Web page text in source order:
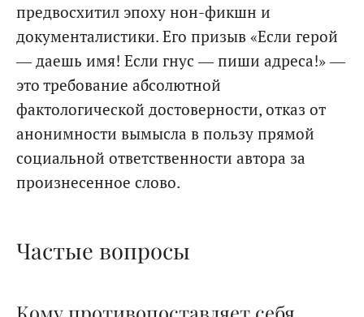
предвосхитил эпоху нон-фикшн и
документалистики. Его призыв «Если герой
— даешь имя! Если гнус — пиши адреса!» —
это требование абсолютной
фактологической достоверности, отказ от
анонимности вымысла в пользу прямой
социальной ответственности автора за
произнесенное слово.
Частые вопросы